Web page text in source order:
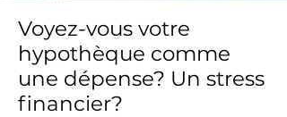
Voyez-vous votre
hypothèque comme
une dépense? Un stress
financier?